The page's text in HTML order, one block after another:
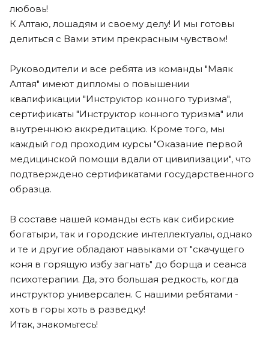
любовь!
К Алтаю, лошадям и своему делу! И мы готовы
делиться с Вами этим прекрасным чувством!
Руководители и все ребята из команды "Маяк
Алтая" имеют дипломы о повышении
квалификации "Инструктор конного туризма",
сертификаты "Инструктор конного туризма" или
внутреннюю аккредитацию. Кроме того, мы
каждый год проходим курсы "Оказание первой
медицинской помощи вдали от цивилизации", что
подтверждено сертификатами государственного
образца.
В составе нашей команды есть как сибирские
богатыри, так и городские интеллектуалы, однако
и те и другие обладают навыками от "скачущего
коня в горящую избу загнать" до борща и сеанса
психотерапии. Да, это большая редкость, когда
инструктор универсален. С нашими ребятами -
хоть в горы хоть в разведку!
Итак, знакомьтесь!